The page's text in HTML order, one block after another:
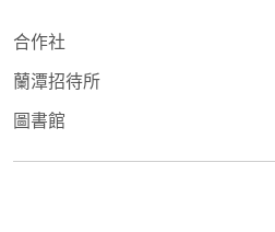
合作社
蘭潭招待所
圖書館